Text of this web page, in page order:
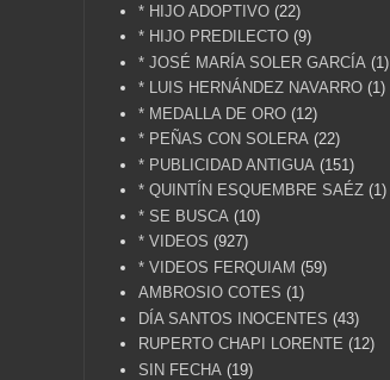
* HIJO ADOPTIVO (22)
* HIJO PREDILECTO (9)
* JOSÉ MARÍA SOLER GARCÍA (1)
* LUIS HERNÁNDEZ NAVARRO (1)
* MEDALLA DE ORO (12)
* PEÑAS CON SOLERA (22)
* PUBLICIDAD ANTIGUA (151)
* QUINTÍN ESQUEMBRE SAÉZ (1)
* SE BUSCA (10)
* VIDEOS (927)
* VIDEOS FERQUIAM (59)
AMBROSIO COTES (1)
DÍA SANTOS INOCENTES (43)
RUPERTO CHAPI LORENTE (12)
SIN FECHA (19)